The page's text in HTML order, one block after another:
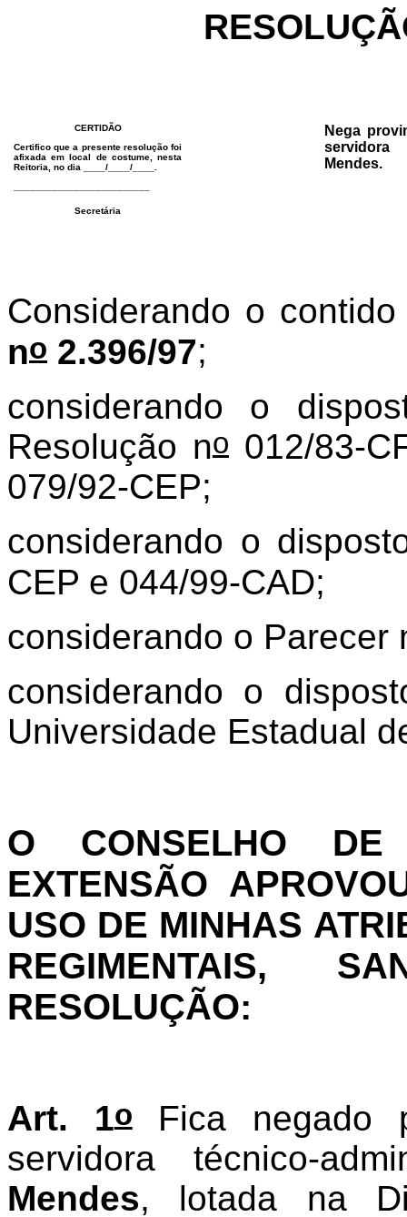
CERTIDÃO
Certifico que a presente resolução foi
afixada em local de costume, nesta
Reitoria, no dia ____/____/____.
Secretária
Nega
Mendes.
Considerando o
no 2.396/97;
considerando o
Resolução no012/83-
079/92-CEP;
considerando o
CEP e 044/99-CAD;
considerando o Parecer
considerando o
Universidade Estadual
O CONSELHO
EXTENSÃO
USO DE MINHAS
REGIMENTAIS,
RESOLUÇÃO:
Art. 1oFica negado
servidora técnico-
Mendes, lotada na